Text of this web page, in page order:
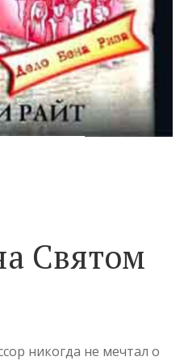
Святом
никогда не мечтал о